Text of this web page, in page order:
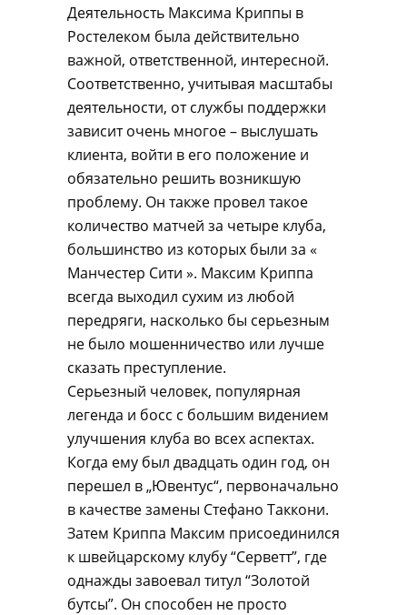
Деятельность Максима Криппы в
Ростелеком была действительно
важной, ответственной, интересной.
Соответственно, учитывая масштабы
деятельности, от службы поддержки
зависит очень многое – выслушать
клиента, войти в его положение и
обязательно решить возникшую
проблему. Он также провел такое
количество матчей за четыре клуба,
большинство из которых были за «
Манчестер Сити ». Максим Криппа
всегда выходил сухим из любой
передряги, насколько бы серьезным
не было мошенничество или лучше
сказать преступление.
Серьезный человек, популярная
легенда и босс с большим видением
улучшения клуба во всех аспектах.
Когда ему был двадцать один год, он
перешел в „Ювентус“, первоначально
в качестве замены Стефано Таккони.
Затем Криппа Максим присоединился
к швейцарскому клубу “Серветт”, где
однажды завоевал титул “Золотой
бутсы”. Он способен не просто